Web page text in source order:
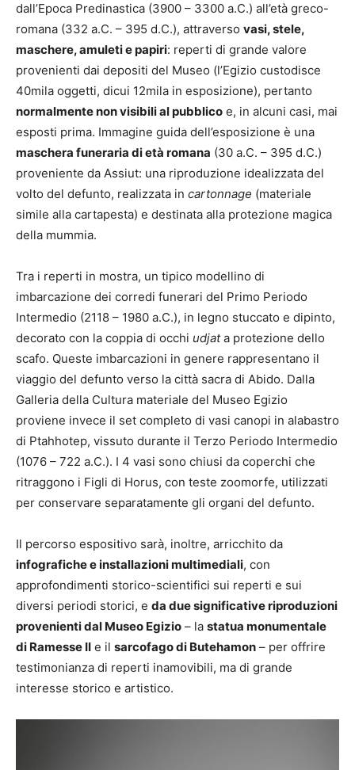
dall’Epoca Predinastica (3900 – 3300 a.C.) all’età greco-
romana (332 a.C. – 395 d.C.), attraverso vasi, stele,
maschere, amuleti e papiri: reperti di grande valore
provenienti dai depositi del Museo (l’Egizio custodisce
40mila oggetti, dicui 12mila in esposizione), pertanto
normalmente non visibili al pubblico e, in alcuni casi, mai
esposti prima. Immagine guida dell’esposizione è una
maschera funeraria di età romana (30 a.C. – 395 d.C.)
proveniente da Assiut: una riproduzione idealizzata del
volto del defunto, realizzata in cartonnage (materiale
simile alla cartapesta) e destinata alla protezione magica
della mummia.
Tra i reperti in mostra, un tipico modellino di
imbarcazione dei corredi funerari del Primo Periodo
Intermedio (2118 – 1980 a.C.), in legno stuccato e dipinto,
decorato con la coppia di occhi udjata protezione dello
scafo. Queste imbarcazioni in genere rappresentano il
viaggio del defunto verso la città sacra di Abido. Dalla
Galleria della Cultura materiale del Museo Egizio
proviene invece il set completo di vasi canopi in alabastro
di Ptahhotep, vissuto durante il Terzo Periodo Intermedio
(1076 – 722 a.C.). I 4 vasi sono chiusi da coperchi che
ritraggono i Figli di Horus, con teste zoomorfe, utilizzati
per conservare separatamente gli organi del defunto.
Il percorso espositivo sarà, inoltre, arricchito da
infografiche e installazioni multimediali, con
approfondimenti storico-scientifici sui reperti e sui
diversi periodi storici, e da due significativeriproduzioni
provenienti dal Museo Egizio – la statua monumentale
di Ramesse II e il sarcofagodi Butehamon – per offrire
testimonianza di reperti inamovibili, ma di grande
interesse storico e artistico.